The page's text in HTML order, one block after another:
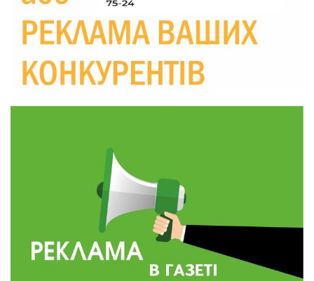
28 лип
Житлові сертифікати, підготовка до зими та
підтримка ВПО: підсумки засідання виконкому
Краснопільської селищної ради
10:36
28 лип
Валентина Масалітіна: «Нас тримає віра в
Перемогу і повернення додому»
Обмежено придатний, але безмежно
вмотивований: Як колишній лісівник став асом
артилерії
490 пацієнтів та 15 відвіданих сіл: МБФ
«Альянс громадського здоров’я» підбив
підсумки роботи мобільних клінік у Сумській
області